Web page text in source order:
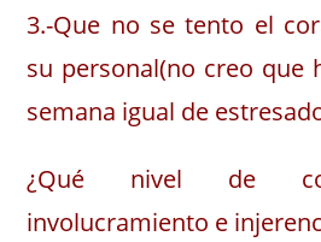
3.-Que no se tento el
su personal(no creo que
semana igual de
¿Qué nivel de
involucramiento e